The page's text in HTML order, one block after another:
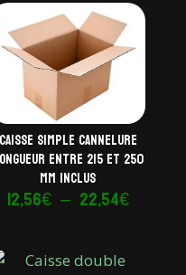
Caisse simple cannelure
entre 215 et 250
mm inclus
12,56€ – 22,54€Plage